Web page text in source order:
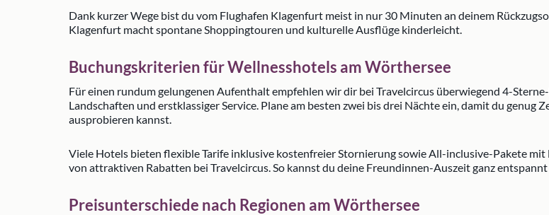
Dank kurzer Wege bist du vom Flughafen Klagenfurt meist in nur 30 Minuten an deinem
Klagenfurt macht spontane Shoppingtouren und kulturelle Ausflüge kinderleicht.
Buchungskriterien für Wellnesshotels am Wörthersee
Für einen rundum gelungenen Aufenthalt empfehlen wir dir bei Travelcircus überwiegend 4-
Landschaften und erstklassiger Service. Plane am besten zwei bis drei Nächte ein, damit du genug
ausprobieren kannst.
Viele Hotels bieten flexible Tarife inklusive kostenfreier Stornierung sowie All-inclusive-Pakete
von attraktiven Rabatten bei Travelcircus. So kannst du deine Freundinnen-Auszeit ganz
Preisunterschiede nach Regionen am Wörthersee